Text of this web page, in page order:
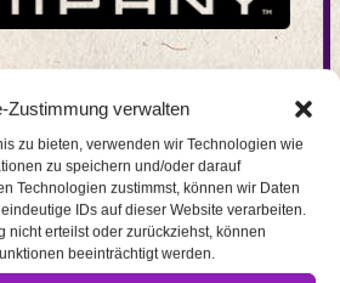
Zustimmung verwalten
zu bieten, verwenden wir Technologien wie
zu speichern und/oder darauf
Technologien zustimmst, können wir Daten
IDs auf dieser Website verarbeiten.
nicht erteilst oder zurückziehst, können
beeinträchtigt werden.
Games
Wars Zero
2026
kündigen